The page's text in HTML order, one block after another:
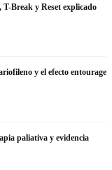
Break y Reset explicado
y el efecto entourage
paliativa y evidencia